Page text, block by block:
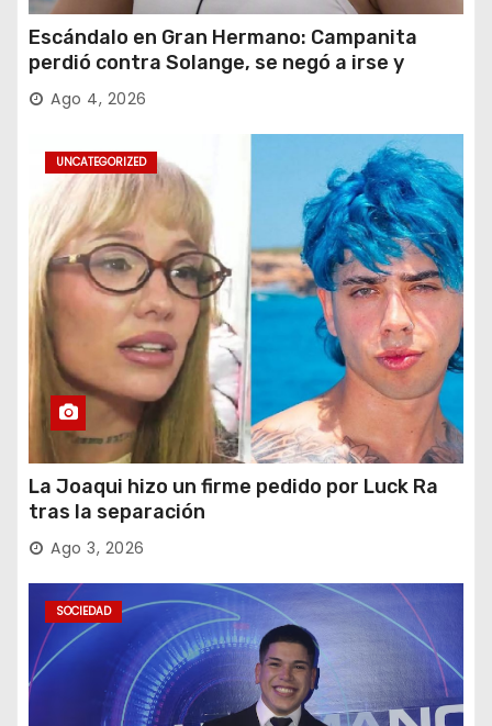
Escándalo en Gran Hermano: Campanita
perdió contra Solange, se negó a irse y
desafió al Big
Ago 4, 2026
UNCATEGORIZED
La Joaqui hizo un firme pedido por Luck Ra
tras la separación
Ago 3, 2026
SOCIEDAD